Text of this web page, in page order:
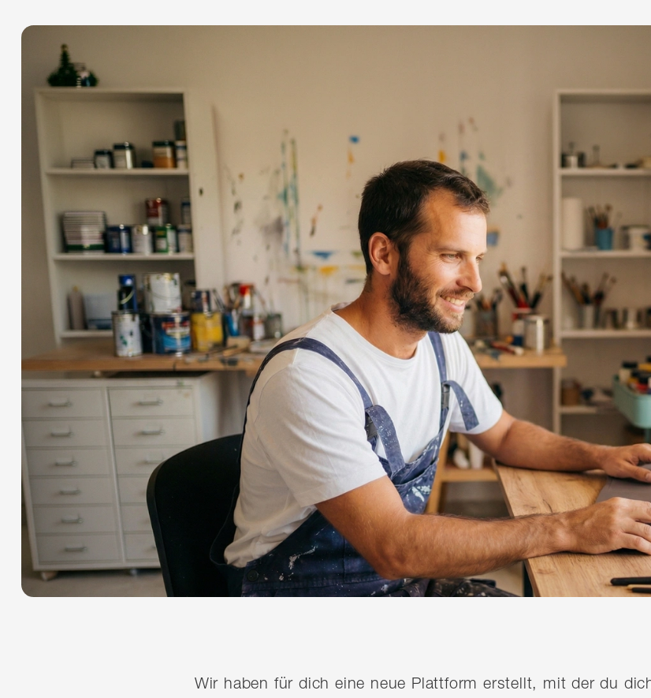
Wir haben für dich eine neue Plattform erstellt, mit der du